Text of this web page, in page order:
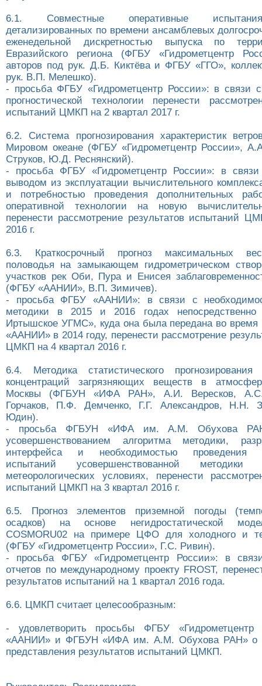
6.1. Совместные оперативные
детализированных по времени ансамблевых
еженедельной дискретностью выпуска по
Евразийского региона (ФГБУ «Гидрометцентр
авторов под рук. Д.Б. Киктёва и ФГБУ «ГГО»,
рук. В.П. Мелешко).
- просьба ФГБУ «Гидрометцентр России»: в связи
прогностической технологии перенести
испытаний ЦМКП на 2 квартал 2017 г.
6.2. Система прогнозирования характеристик
Мировом океане (ФГБУ «Гидрометцентр России»,
Струков, Ю.Д. Реснянский).
- просьба ФГБУ «Гидрометцентр России»: в
выводом из эксплуатации вычислительного
и потребностью проведения дополнительных
оперативной технологии на новую
перенести рассмотрение результатов испытаний
2016 г.
6.3. Краткосрочный прогноз максимальных
половодья на замыкающем гидрометрическом
участков рек Оби, Пура и Енисея
(ФГБУ «ААНИИ», В.П. Зимичев).
- просьба ФГБУ «ААНИИ»: в связи с
методики в 2015 и 2016 годах
Иртышское УГМС», куда она была передана во
«ААНИИ» в 2014 году, перенести рассмотрение
ЦМКП на 4 квартал 2016 г.
6.4. Методика статистического прогнозирования
концентраций загрязняющих веществ в
Москвы (ФГБУН «ИФА РАН», А.И. Вересков, А.С.
Горчаков, П.Ф. Демченко, Г.Г. Александров, Н.Н.
Юдин).
- просьба ФГБУН «ИФА им. А.М. Обухова
усовершенствованием алгоритма методики,
интерфейса и необходимостью проведения
испытаний усовершенствованной
метеорологических условиях, перенести
испытаний ЦМКП на 3 квартал 2016 г.
6.5. Прогноз элементов приземной погоды
осадков) на основе негидростатической
COSMORU02 на примере ЦФО для холодного и
(ФГБУ «Гидрометцентр России», Г.С. Ривин).
- просьба ФГБУ «Гидрометцентр России»: в
отчетов по международному проекту FROST,
результатов испытаний на 1 квартал 2016 года.
6.6. ЦМКП считает целесообразным:
- удовлетворить просьбы ФГБУ
«ААНИИ» и ФГБУН «ИФА им. А.М. Обухова РАН» о
представления результатов испытаний ЦМКП.